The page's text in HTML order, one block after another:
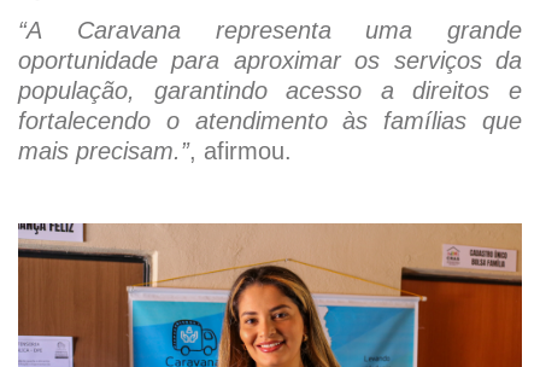
“A Caravana representa uma grande
oportunidade para aproximar os serviços da
população, garantindo acesso a direitos e
fortalecendo o atendimento às famílias que
mais precisam.”, afirmou.